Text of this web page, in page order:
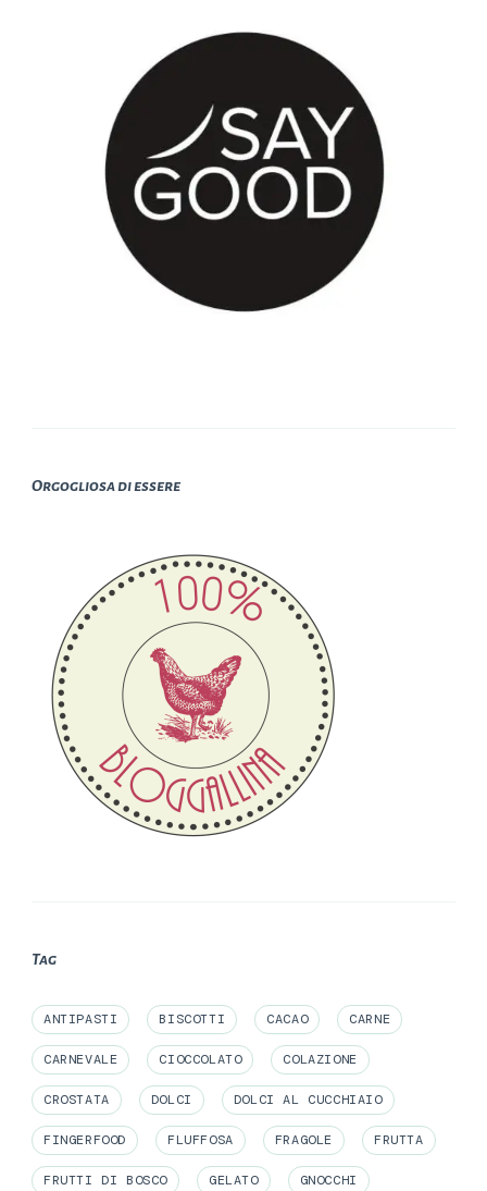
Orgogliosa di essere
Tag
ANTIPASTI BISCOTTI CACAO CARNE
CARNEVALE CIOCCOLATO COLAZIONE
CROSTATA DOLCI DOLCI AL CUCCHIAIO
FINGERFOOD FLUFFOSA FRAGOLE FRUTTA
FRUTTI DI BOSCO GELATO GNOCCHI